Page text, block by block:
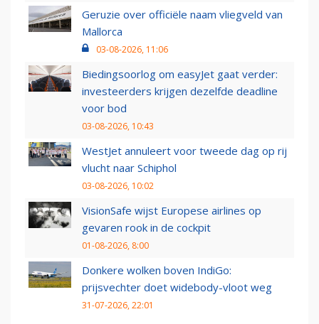
Geruzie over officiële naam vliegveld van
Mallorca
03-08-2026, 11:06
Biedingsoorlog om easyJet gaat verder:
investeerders krijgen dezelfde deadline
voor bod
03-08-2026, 10:43
WestJet annuleert voor tweede dag op rij
vlucht naar Schiphol
03-08-2026, 10:02
VisionSafe wijst Europese airlines op
gevaren rook in de cockpit
01-08-2026, 8:00
Donkere wolken boven IndiGo:
prijsvechter doet widebody-vloot weg
31-07-2026, 22:01